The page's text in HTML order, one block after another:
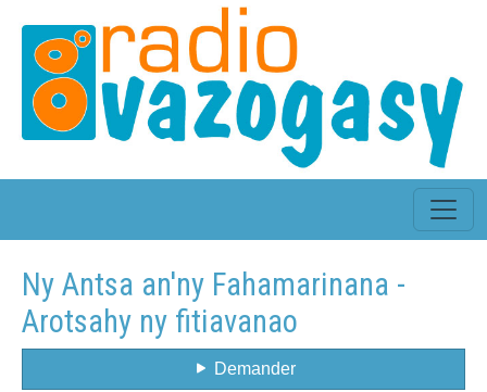
Ny Antsa an'ny Fahamarinana -
Arotsahy ny fitiavanao
Demander